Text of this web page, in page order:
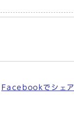
Facebookでシェア